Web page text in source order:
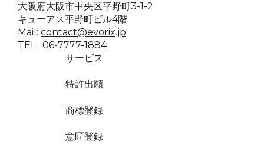
大阪府大阪市中央区平野町3-1-2
キューアス平野町ビル4階
Mail: contact@evorix.jp
TEL: 06-7777-1884
サービス
特許出願
商標登録
意匠登録